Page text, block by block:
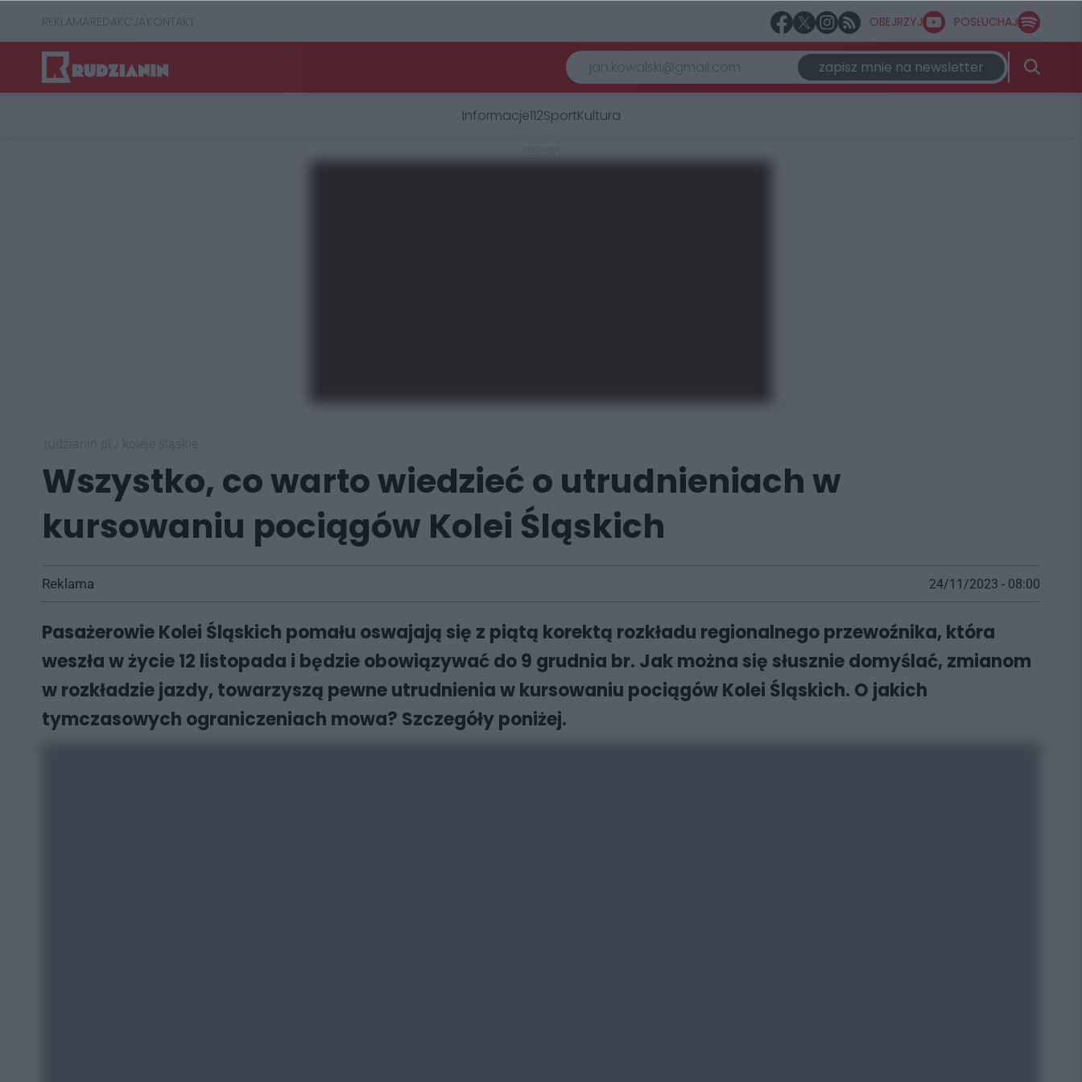
REKLAMAREDAKCJAKONTAKT OBEJRZYJ POSŁUCHAJ
zapisz mnie na newsletter
Informacje112SportKultura
Wszystko, co warto wiedzieć o utrudnieniach w
kursowaniu pociągów Kolei Śląskich
Reklama 24/11/2023 - 08:00
Pasażerowie Kolei Śląskich pomału oswajają się z piątą korektą rozkładu regionalnego przewoźnika, która
weszła w życie 12 listopada i będzie obowiązywać do 9 grudnia br. Jak można się słusznie domyślać, zmianom
w rozkładzie jazdy, towarzyszą pewne utrudnienia w kursowaniu pociągów Kolei Śląskich. O jakich
tymczasowych ograniczeniach mowa? Szczegóły poniżej.